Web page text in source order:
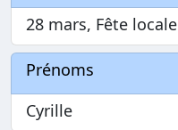
28 mars, Fête locale
Prénoms
Cyrille